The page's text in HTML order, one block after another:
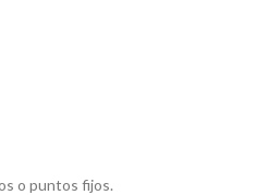
o puntos fijos.